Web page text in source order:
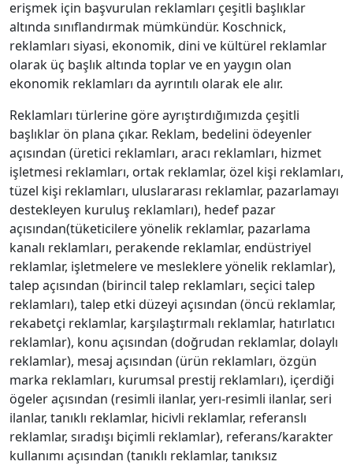
erişmek için başvurulan reklamları çeşitli başlıklar
altında sınıflandırmak mümkündür. Koschnick,
reklamları siyasi, ekonomik, dini ve kültürel reklamlar
olarak üç başlık altında toplar ve en yaygın olan
ekonomik reklamları da ayrıntılı olarak ele alır.
Reklamları türlerine göre ayrıştırdığımızda çeşitli
başlıklar ön plana çıkar. Reklam, bedelini ödeyenler
açısından (üretici reklamları, aracı reklamları, hizmet
işletmesi reklamları, ortak reklamlar, özel kişi reklamları,
tüzel kişi reklamları, uluslararası reklamlar, pazarlamayı
destekleyen kuruluş reklamları), hedef pazar
açısından(tüketicilere yönelik reklamlar, pazarlama
kanalı reklamları, perakende reklamlar, endüstriyel
reklamlar, işletmelere ve mesleklere yönelik reklamlar),
talep açısından (birincil talep reklamları, seçici talep
reklamları), talep etki düzeyi açısından (öncü reklamlar,
rekabetçi reklamlar, karşılaştırmalı reklamlar, hatırlatıcı
reklamlar), konu açısından (doğrudan reklamlar, dolaylı
reklamlar), mesaj açısından (ürün reklamları, özgün
marka reklamları, kurumsal prestij reklamları), içerdiği
ögeler açısından (resimli ilanlar, yerı-resimli ilanlar, seri
ilanlar, tanıklı reklamlar, hicivli reklamlar, referanslı
reklamlar, sıradışı biçimli reklamlar), referans/karakter
kullanımı açısından (tanıklı reklamlar, tanıksız